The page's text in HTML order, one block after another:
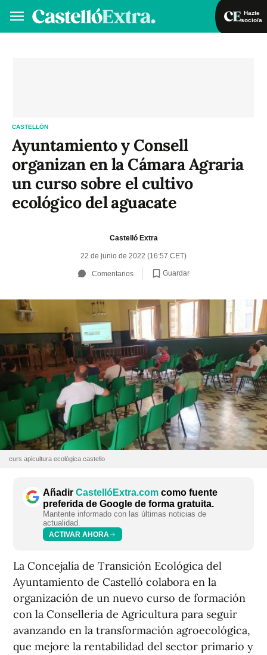
Hazte
socio/a
CASTELLÓN
Ayuntamiento y Consell
organizan en la Cámara Agraria
un curso sobre el cultivo
ecológico del aguacate
Castelló Extra
22 de junio de 2022 (16:57 CET)
Comentarios Guardar
curs apicultura ecològica castello
Añadir CastellóExtra.com como fuente
preferida de Google de forma gratuita.
Mantente informado con las últimas noticias de
actualidad.
ACTIVAR AHORA
La Concejalía de Transición Ecológica del
Ayuntamiento de Castelló colabora en la
organización de un nuevo curso de formación
con la Conselleria de Agricultura para seguir
avanzando en la transformación agroecológica,
que mejore la rentabilidad del sector primario y